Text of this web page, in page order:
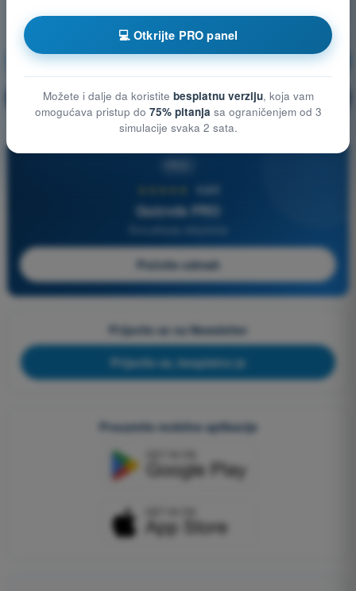
Meteorologija Vežbanje!
🔒 PRO Objašnjenje pitanja
4,6/5
Quizvds PRO
Počnite odmah
Prijavite se na Newsletter
Prijavite se, besplatno je
Preuzmite mobilne aplikacije
💻 Otkrijte PRO panel
Možete i dalje da koristite besplatnu verziju, koja vam
omogućava pristup do 75% pitanja sa ograničenjem od 3
simulacije svaka 2 sata.